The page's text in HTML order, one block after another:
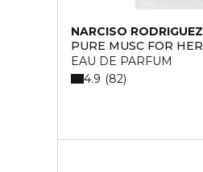
NARCISO RODRIGUEZ
PURE MUSC FOR HER
EAU DE PARFUM
4.9 82